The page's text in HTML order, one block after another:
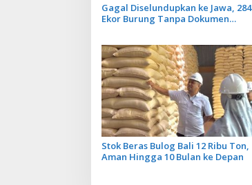
Gagal Diselundupkan ke Jawa, 284
Ekor Burung Tanpa Dokumen
Stok Beras Bulog Bali 12 Ribu Ton,
Aman Hingga 10 Bulan ke Depan